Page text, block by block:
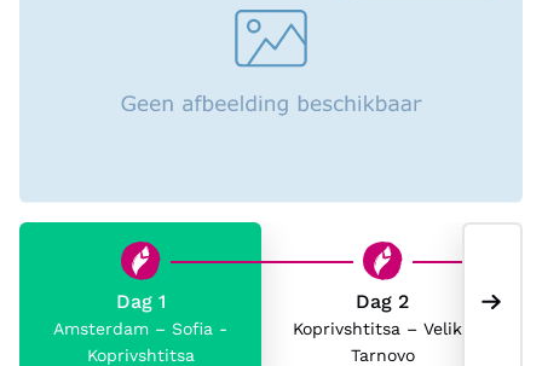
Dag 1
Amsterdam – Sofia -
Koprivshtitsa
Dag 2
Koprivshtitsa – Veliko
Tarnovo